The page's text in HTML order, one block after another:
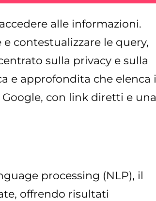
alle informazioni.
contestualizzare le query,
sulla privacy e sulla
e approfondita che elenca i
con link diretti e una
processing (NLP), il
offrendo risultati